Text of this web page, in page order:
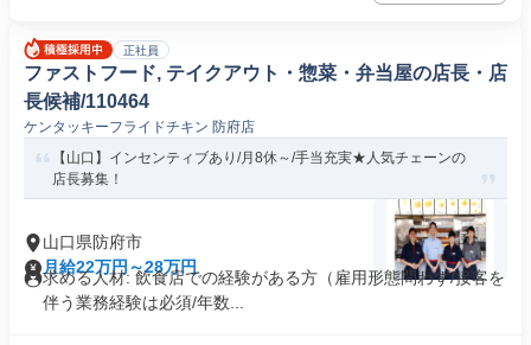
正社員
ファストフード, テイクアウト・惣菜・弁当屋の店長・店
長候補/110464
ケンタッキーフライドチキン 防府店
【山口】インセンティブあり/月8休～/手当充実★人気チェーンの
店長募集！
山口県防府市
月給22万円～28万円
求める人材: 飲食店での経験がある方（雇用形態問わず/接客を
伴う業務経験は必須/年数...